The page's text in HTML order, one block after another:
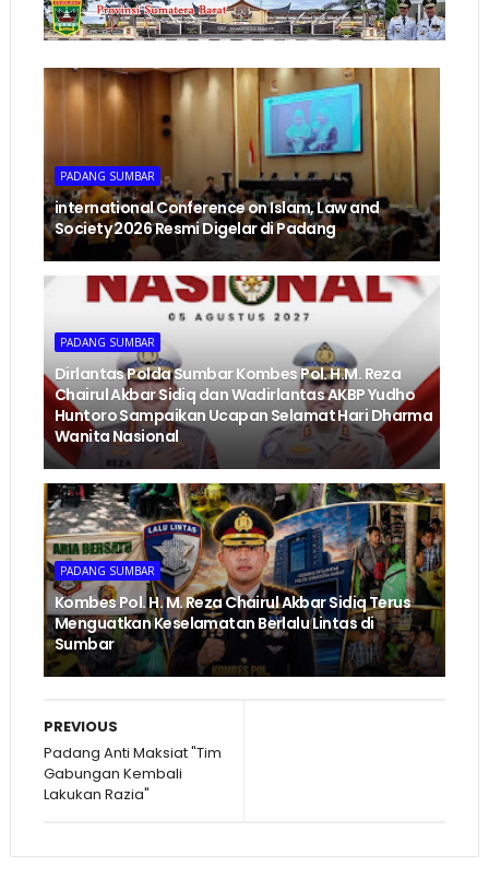
PADANG SUMBAR
international Conference on Islam, Law and
Society 2026 Resmi Digelar di Padang
PADANG SUMBAR
Dirlantas Polda Sumbar Kombes Pol. H.M. Reza
Chairul Akbar Sidiq dan Wadirlantas AKBP Yudho
Huntoro Sampaikan Ucapan Selamat Hari Dharma
Wanita Nasional
PADANG SUMBAR
Kombes Pol. H. M. Reza Chairul Akbar Sidiq Terus
Menguatkan Keselamatan Berlalu Lintas di
Sumbar
PREVIOUS
Padang Anti Maksiat "Tim
Gabungan Kembali
Lakukan Razia"